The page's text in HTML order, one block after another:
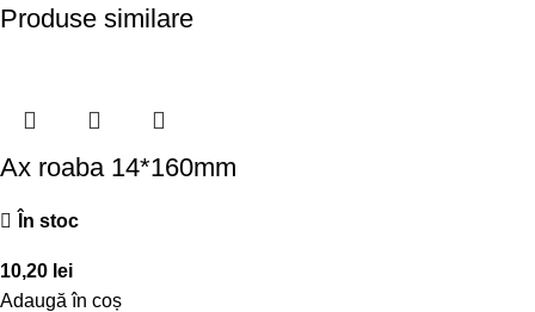
Produse similare
Ax roaba 14*160mm
În stoc
10,20 lei
Adaugă în coș